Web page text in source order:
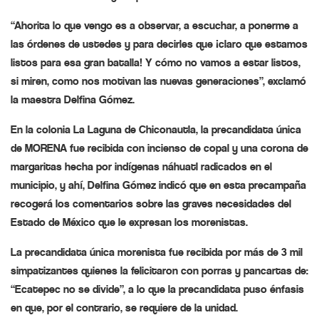
“Ahorita lo que vengo es a observar, a escuchar, a ponerme a
las órdenes de ustedes y para decirles que ¡claro que estamos
listos para esa gran batalla! Y cómo no vamos a estar listos,
si miren, como nos motivan las nuevas generaciones”, exclamó
la maestra Delfina Gómez.
En la colonia La Laguna de Chiconautla, la precandidata única
de MORENA fue recibida con incienso de copal y una corona de
margaritas hecha por indígenas náhuatl radicados en el
municipio, y ahí, Delfina Gómez indicó que en esta precampaña
recogerá los comentarios sobre las graves necesidades del
Estado de México que le expresan los morenistas.
La precandidata única morenista fue recibida por más de 3 mil
simpatizantes quienes la felicitaron con porras y pancartas de:
“Ecatepec no se divide”, a lo que la precandidata puso énfasis
en que, por el contrario, se requiere de la unidad.